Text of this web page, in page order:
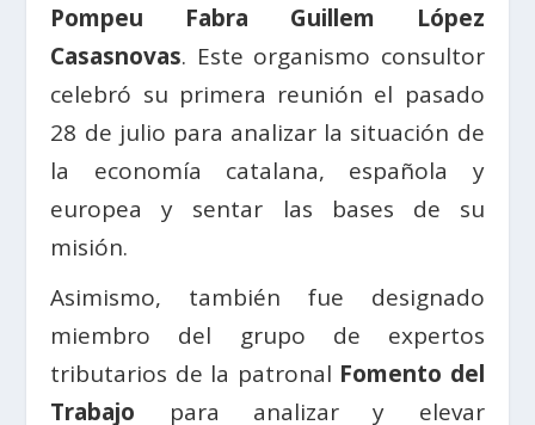
Pompeu Fabra Guillem López
Casasnovas. Este organismo consultor
celebró su primera reunión el pasado
28 de julio para analizar la situación de
la economía catalana, española y
europea y sentar las bases de su
misión.
Asimismo, también fue designado
miembro del grupo de expertos
tributarios de la patronal Fomento del
Trabajo para analizar y elevar